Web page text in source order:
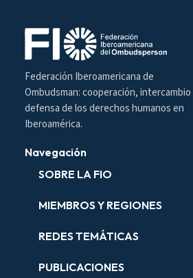
Federación Iberoamericana de
Ombudsman: cooperación, intercambio
defensa de los derechos humanos en
Iberoamérica.
Navegación
SOBRE LA FIO
MIEMBROS Y REGIONES
REDES TEMÁTICAS
PUBLICACIONES